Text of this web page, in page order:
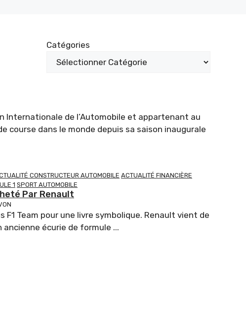
Catégories
Internationale de l’Automobile et appartenant au
course dans le monde depuis sa saison inaugurale
CONSTRUCTEUR AUTOMOBILE ACTUALITÉ FINANCIÈRE
1 SPORT AUTOMOBILE
Par Renault
F1 Team pour une livre symbolique. Renault vient de
ancienne écurie de formule ...